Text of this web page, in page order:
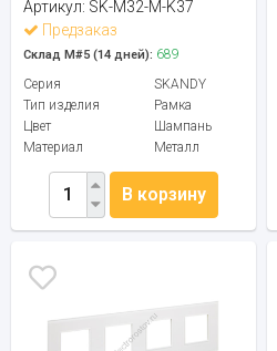
Артикул: SK-M32-M-K37
Предзаказ
Склад М#5 (14 дней): 689
Серия
SKANDY
Тип изделия
Рамка
Цвет
Шампань
Материал
Металл
В корзину